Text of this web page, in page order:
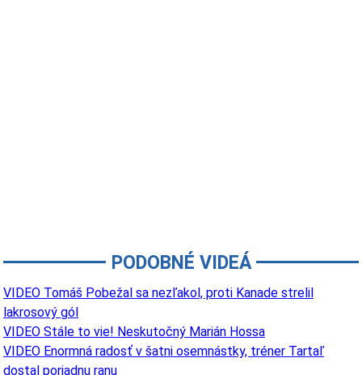
PODOBNÉ VIDEÁ
VIDEO Tomáš Pobežal sa nezľakol, proti Kanade strelil
lakrosový gól
VIDEO Stále to vie! Neskutočný Marián Hossa
VIDEO Enormná radosť v šatni osemnástky, tréner Tartaľ
dostal poriadnu ranu